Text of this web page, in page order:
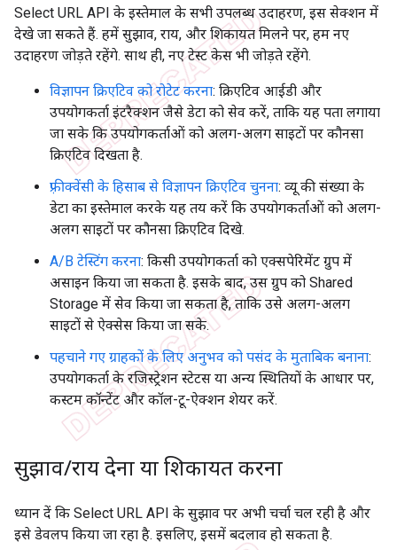
Select URL API के इस्तेमाल के सभी उपलब्ध उदाहरण, इस सेक्शन में
देखे जा सकते हैं. हमें सुझाव, राय, और शिकायत मिलने पर, हम नए
उदाहरण जोड़ते रहेंगे. साथ ही, नए टेस्ट केस भी जोड़ते रहेंगे.
विज्ञापन क्रिएटिव को रोटेट करना: क्रिएटिव आईडी और
उपयोगकर्ता इंटरैक्शन जैसे डेटा को सेव करें, ताकि यह पता लगाया
जा सके कि उपयोगकर्ताओं को अलग-अलग साइटों पर कौनसा
क्रिएटिव दिखता है.
फ़्रीक्वेंसी के हिसाब से विज्ञापन क्रिएटिव चुनना: व्यू की संख्या के
डेटा का इस्तेमाल करके यह तय करें कि उपयोगकर्ताओं को अलग-
अलग साइटों पर कौनसा क्रिएटिव दिखे.
A/B टेस्टिंग करना: किसी उपयोगकर्ता को एक्सपेरिमेंट ग्रुप में
असाइन किया जा सकता है. इसके बाद, उस ग्रुप को Shared
Storage में सेव किया जा सकता है, ताकि उसे अलग-अलग
साइटों से ऐक्सेस किया जा सके.
पहचाने गए ग्राहकों के लिए अनुभव को पसंद के मुताबिक बनाना:
उपयोगकर्ता के रजिस्ट्रेशन स्टेटस या अन्य स्थितियों के आधार पर,
कस्टम कॉन्टेंट और कॉल-टू-ऐक्शन शेयर करें.
सुझाव/राय देना या शिकायत करना
ध्यान दें कि Select URL API के सुझाव पर अभी चर्चा चल रही है और
इसे डेवलप किया जा रहा है. इसलिए, इसमें बदलाव हो सकता है.